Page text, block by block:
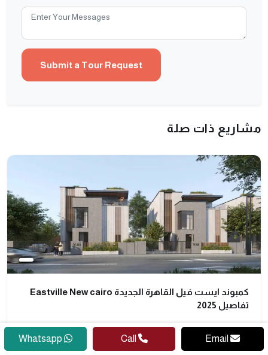
مشاريع ذات صلة
كمبوند ايست فيل القاهرة الجديدة Eastville New cairo
تفاصيل 2025
Email
Call
Whatsapp